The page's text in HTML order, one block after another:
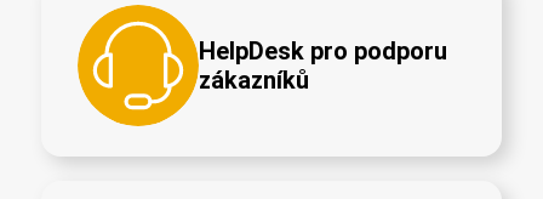
HelpDesk pro podporu
zákazníků